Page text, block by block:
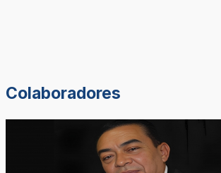
Colaboradores